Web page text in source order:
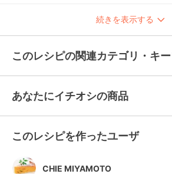
続きを表示する
このレシピの関連カテゴリ・キ
あなたにイチオシの商品
このレシピを作ったユーザ
CHIE MIYAMOTO